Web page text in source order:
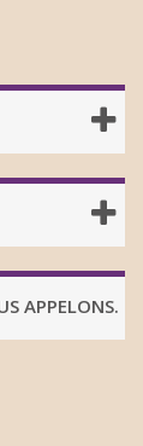
APPELONS.